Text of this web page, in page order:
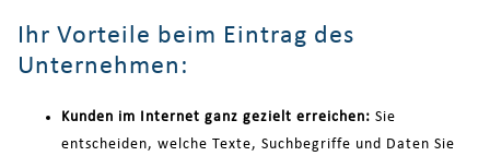
Ihr Vorteile beim Eintrag des
Unternehmen:
Kunden im Internet ganz gezielt erreichen: Sie
entscheiden, welche Texte, Suchbegriffe und Daten Sie